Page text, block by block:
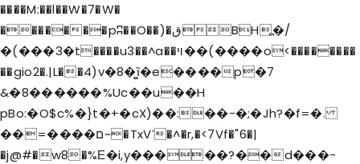
����M:��l��W�7�W�
�������pʭ��O��)�قBH߽�/
�(���3�t����u3��^a��ױ��(����o<��������
��gio2�.|L��4)v�8�͚ȉ�e����p�7
&�8������%Uc��u��H
pBo:�O$c%�}t�+�cX)��:��-�;�Jh?�f=�.
��=����ם~�TxVʻ�^�r,�<7Vf�"6�|
�j@#�w8�%Ε�i,y�����?��d���-